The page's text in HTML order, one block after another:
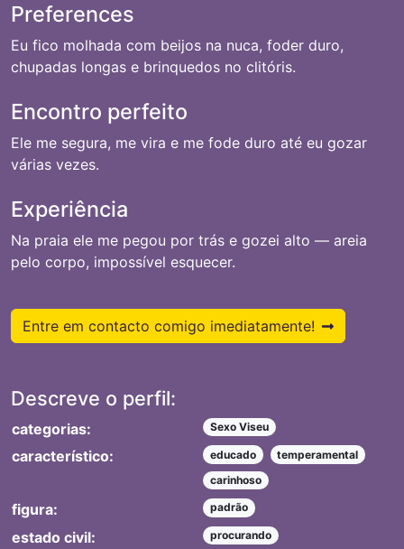
Preferences
Eu fico molhada com beijos na nuca, foder duro,
chupadas longas e brinquedos no clitóris.
Encontro perfeito
Ele me segura, me vira e me fode duro até eu gozar
várias vezes.
Experiência
Na praia ele me pegou por trás e gozei alto — areia
pelo corpo, impossível esquecer.
Entre em contacto comigo imediatamente!
Descreve o perfil:
categorias: Sexo Viseu
característico: educado
temperamental
carinhoso
figura: padrão
estado civil: procurando